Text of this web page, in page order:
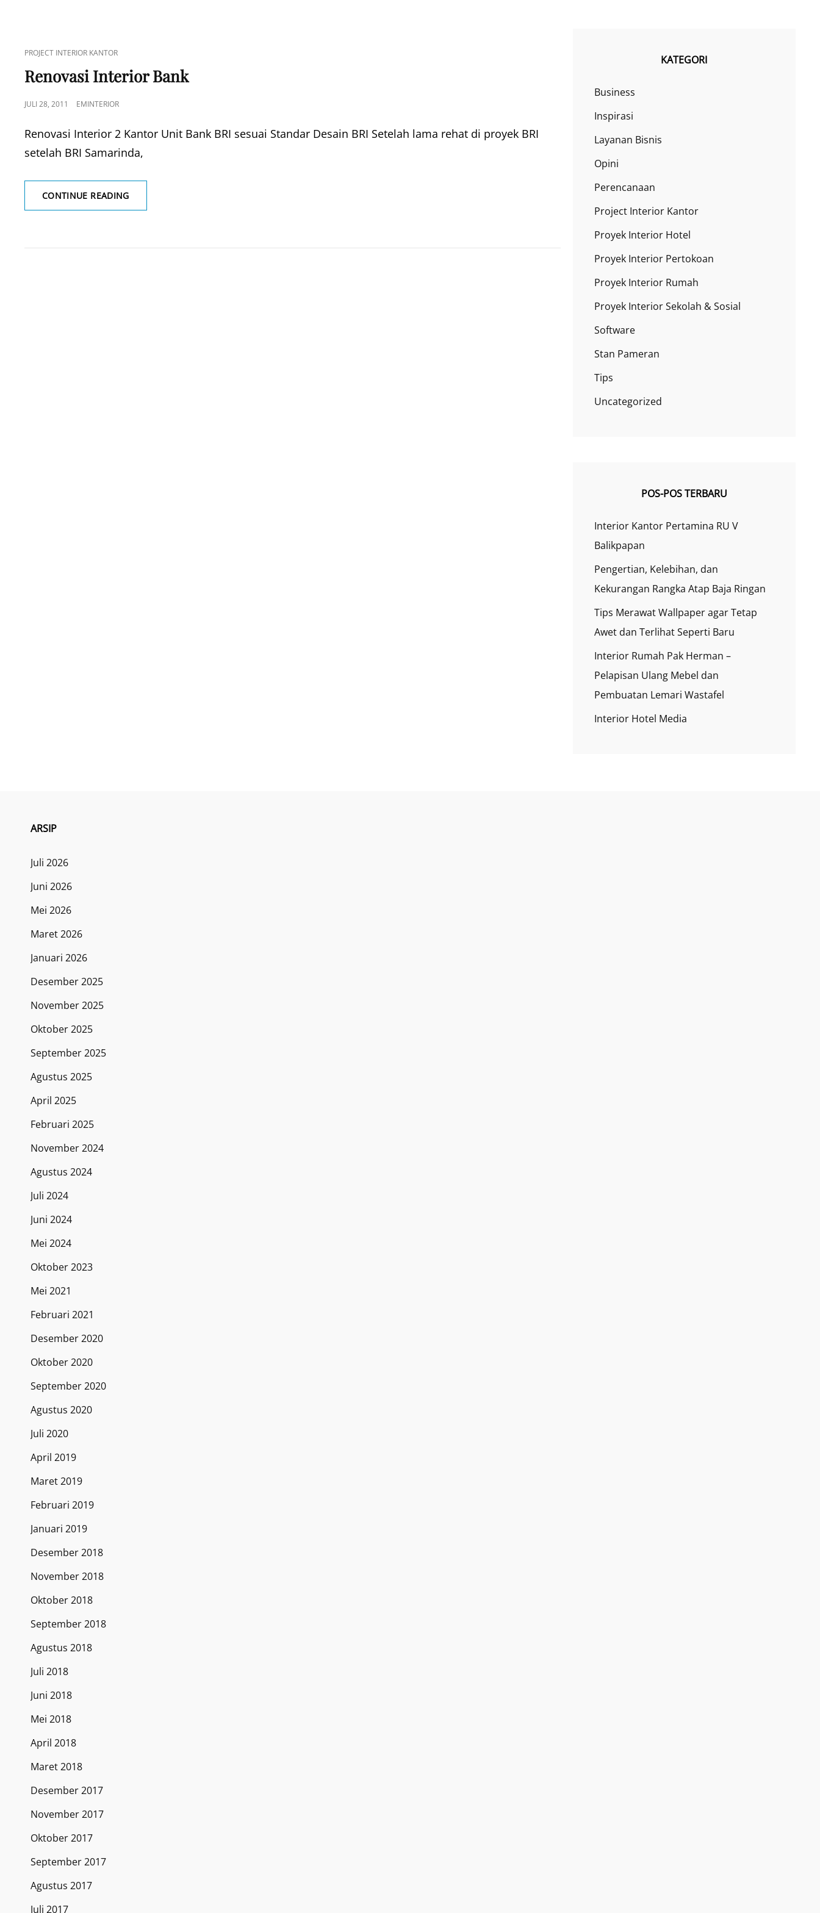
CAT
LINKS
PROJECT INTERIOR KANTOR
Renovasi Interior Bank
POSTED
JULI 28, 2011 EMINTERIOR
Renovasi Interior 2 Kantor Unit Bank BRI sesuai Standar Desain BRI Setelah lama rehat di proyek BRI
setelah BRI Samarinda,
CONTINUE READINGRENOVASI
INTERIOR
KATEGORI
Business
Inspirasi
Layanan Bisnis
Opini
Perencanaan
Project Interior Kantor
Proyek Interior Hotel
Proyek Interior Pertokoan
Proyek Interior Rumah
Proyek Interior Sekolah & Sosial
Software
Stan Pameran
Tips
Uncategorized
POS-POS TERBARU
Interior Kantor Pertamina RU V
Balikpapan
Pengertian, Kelebihan, dan
Kekurangan Rangka Atap Baja Ringan
Tips Merawat Wallpaper agar Tetap
Awet dan Terlihat Seperti Baru
Interior Rumah Pak Herman –
Pelapisan Ulang Mebel dan
Pembuatan Lemari Wastafel
Interior Hotel Media
ARSIP
Juli 2026
Juni 2026
Mei 2026
Maret 2026
Januari 2026
Desember 2025
November 2025
Oktober 2025
September 2025
Agustus 2025
April 2025
Februari 2025
November 2024
Agustus 2024
Juli 2024
Juni 2024
Mei 2024
Oktober 2023
Mei 2021
Februari 2021
Desember 2020
Oktober 2020
September 2020
Agustus 2020
Juli 2020
April 2019
Maret 2019
Februari 2019
Januari 2019
Desember 2018
November 2018
Oktober 2018
September 2018
Agustus 2018
Juli 2018
Juni 2018
Mei 2018
April 2018
Maret 2018
Desember 2017
November 2017
Oktober 2017
September 2017
Agustus 2017
Juli 2017